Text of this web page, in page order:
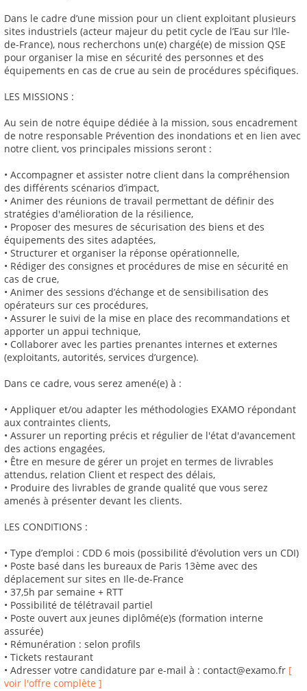
Dans le cadre d’une mission pour un client exploitant plusieurs
sites industriels (acteur majeur du petit cycle de l’Eau sur l’Ile-
de-France), nous recherchons un(e) chargé(e) de mission QSE
pour organiser la mise en sécurité des personnes et des
équipements en cas de crue au sein de procédures spécifiques.
LES MISSIONS :
Au sein de notre équipe dédiée à la mission, sous encadrement
de notre responsable Prévention des inondations et en lien avec
notre client, vos principales missions seront :
• Accompagner et assister notre client dans la compréhension
des différents scénarios d’impact,
• Animer des réunions de travail permettant de définir des
stratégies d'amélioration de la résilience,
• Proposer des mesures de sécurisation des biens et des
équipements des sites adaptées,
• Structurer et organiser la réponse opérationnelle,
• Rédiger des consignes et procédures de mise en sécurité en
cas de crue,
• Animer des sessions d’échange et de sensibilisation des
opérateurs sur ces procédures,
• Assurer le suivi de la mise en place des recommandations et
apporter un appui technique,
• Collaborer avec les parties prenantes internes et externes
(exploitants, autorités, services d’urgence).
Dans ce cadre, vous serez amené(e) à :
• Appliquer et/ou adapter les méthodologies EXAMO répondant
aux contraintes clients,
• Assurer un reporting précis et régulier de l'état d'avancement
des actions engagées,
• Être en mesure de gérer un projet en termes de livrables
attendus, relation Client et respect des délais,
• Produire des livrables de grande qualité que vous serez
amenés à présenter devant les clients.
LES CONDITIONS :
• Type d’emploi : CDD 6 mois (possibilité d’évolution vers un CDI)
• Poste basé dans les bureaux de Paris 13ème avec des
déplacement sur sites en Ile-de-France
• 37,5h par semaine + RTT
• Possibilité de télétravail partiel
• Poste ouvert aux jeunes diplômé(e)s (formation interne
assurée)
• Rémunération : selon profils
• Tickets restaurant
• Adresser votre candidature par e-mail à : contact@examo.fr [
voir l'offre complète ]